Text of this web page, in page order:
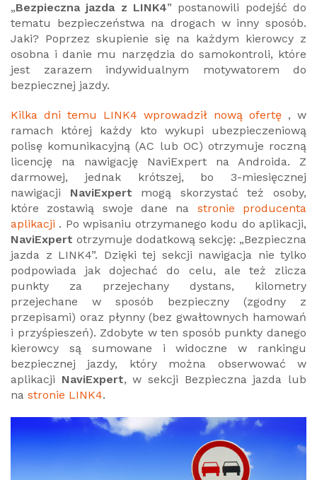
„Bezpieczna jazda z LINK4” postanowili podejść do
tematu bezpieczeństwa na drogach w inny sposób.
Jaki? Poprzez skupienie się na każdym kierowcy z
osobna i danie mu narzędzia do samokontroli, które
jest zarazem indywidualnym motywatorem do
bezpiecznej jazdy.
Kilka dni temu LINK4 wprowadził nową ofertę , w
ramach której każdy kto wykupi ubezpieczeniową
polisę komunikacyjną (AC lub OC) otrzymuje roczną
licencję na nawigację NaviExpert na Androida. Z
darmowej, jednak krótszej, bo 3-miesięcznej
nawigacji NaviExpert mogą skorzystać też osoby,
które zostawią swoje dane na stronie producenta
aplikacji . Po wpisaniu otrzymanego kodu do aplikacji,
NaviExpert otrzymuje dodatkową sekcję: „Bezpieczna
jazda z LINK4”. Dzięki tej sekcji nawigacja nie tylko
podpowiada jak dojechać do celu, ale też zlicza
punkty za przejechany dystans, kilometry
przejechane w sposób bezpieczny (zgodny z
przepisami) oraz płynny (bez gwałtownych hamowań
i przyśpieszeń). Zdobyte w ten sposób punkty danego
kierowcy są sumowane i widoczne w rankingu
bezpiecznej jazdy, który można obserwować w
aplikacji NaviExpert, w sekcji Bezpieczna jazda lub
na stronie LINK4.